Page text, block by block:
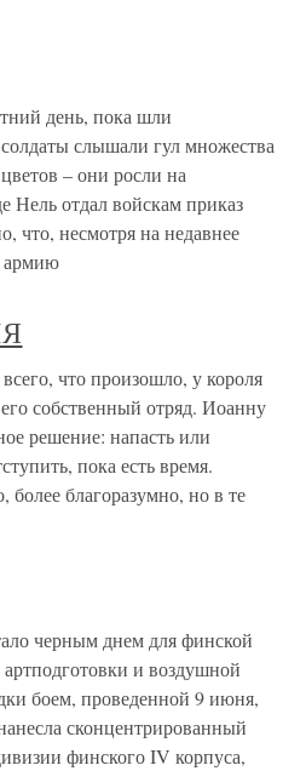
день, пока шли
слышали гул множества
– они росли на
Нель отдал войскам приказ
что, несмотря на недавнее
армию
что произошло, у короля
собственный отряд. Иоанну
решение: напасть или
пока есть время.
более благоразумно, но в те
черным днем для финской
и воздушной
боем, проведенной 9 июня,
сконцентрированный
финского IV корпуса,